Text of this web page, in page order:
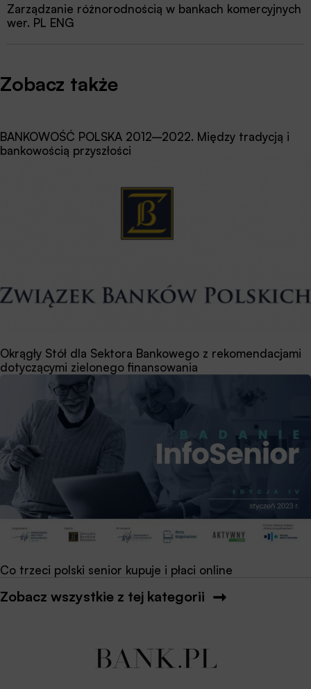
Zarządzanie różnorodnością w bankach komercyjnych
wer. PL ENG
Zobacz także
BANKOWOŚĆ POLSKA 2012–2022. Między tradycją i
bankowością przyszłości
Okrągły Stół dla Sektora Bankowego z rekomendacjami
dotyczącymi zielonego finansowania
Co trzeci polski senior kupuje i płaci online
Zobacz wszystkie z tej kategorii